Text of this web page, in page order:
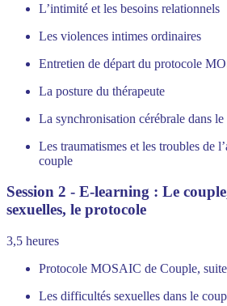
L’intimité et les besoins relationnels
Les violences intimes ordinaires
Entretien de départ du protocole
La posture du thérapeute
La synchronisation cérébrale dans
Les traumatismes et les troubles de
couple
Session 2 - E-learning : Le
sexuelles, le protocole
3,5 heures
Protocole MOSAIC de Couple,
Les difficultés sexuelles dans le